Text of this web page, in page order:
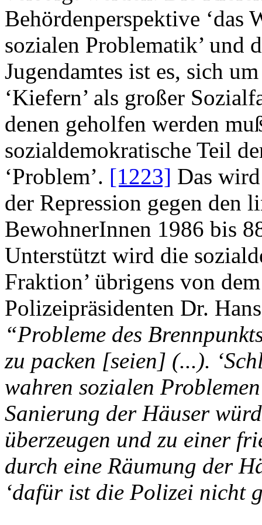
Behördenperspektive ‘das
sozialen Problematik’ und
Jugendamtes ist es, sich
‘Kiefern’ als großer
denen geholfen werden
sozialdemokratische Teil
‘Problem’. [1223] Das
der Repression gegen den
BewohnerInnen 1986 bis
Unterstützt wird die
Fraktion’ übrigens von
Polizeipräsidenten Dr.
“Probleme des
zu packen [seien] (...).
wahren sozialen
Sanierung der Häuser
überzeugen und zu einer
durch eine Räumung der
‘dafür ist die Polizei nicht